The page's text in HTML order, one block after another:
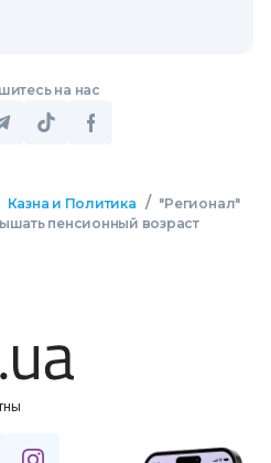
на нас
Казна и Политика / "Регионал"
пенсионный возраст